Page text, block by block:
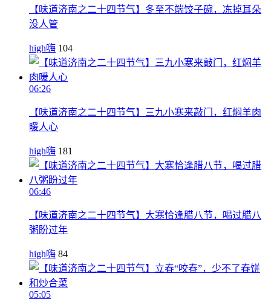
【味道济南之二十四节气】冬至不端饺子碗，冻掉耳朵
没人管
high嗨 104
06:26
【味道济南之二十四节气】三九小寒来敲门，红焖羊肉
暖人心
high嗨 181
06:46
【味道济南之二十四节气】大寒恰逢腊八节，喝过腊八
粥盼过年
high嗨 84
05:05